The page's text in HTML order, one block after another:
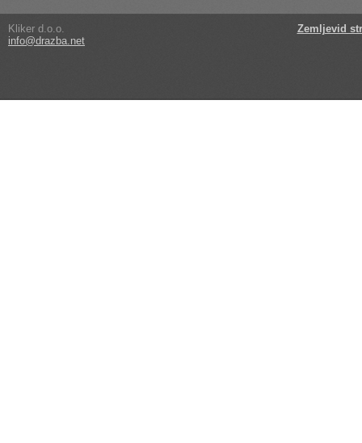
Kliker d.o.o.
info@drazba.net
Zemljevid